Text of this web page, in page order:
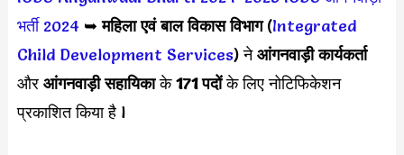
भर्ती 2024 ➥महिला एवं बाल विकास विभाग(Integrated
Child Development Services) नेआंगनवाड़ी कार्यकर्ता
और आंगनवाड़ी सहायिकाके171 पदोंके लिए नोटिफिकेशन
प्रकाशित किया है l